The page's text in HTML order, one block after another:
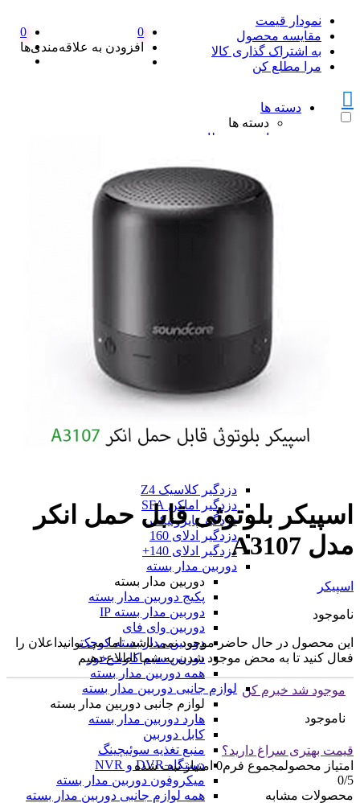
نمودار قیمت
مقایسه محصول
به اشتراک گذاری کالا
مرا مطلع کن
0
افزودن به علاقه‌مندی‌ها
0
دسته ها
دسته ها
امنیت و نظارت
پکیج دزدگیر اماکن
پکیج دزدگیر اماکن
ست کامل دزدگیر منزل SFA
پک کامل دزدگیر اماکن سایلکس
همه دزدگیر سایلکس
دزدگیر فایروال
دزدگیر فایروال
دزدگیر فایروال F10
همه دزدگیر فایروال
دزدگیر GMK
دزدگیر GMK 890
دزدگیر کلاسیک Z4
دزدگیر اماکن SFA
دزدگیر پایرونیکس
دزدگیر ادلای 160
دزدگیر ادلای 140+
دوربین مدار بسته
دوربین مدار بسته
پکیج دوربین مدار بسته
دوربین مدار بسته IP
دوربین وای فای
دوربین مدار بسته کوچک
دوربین سیم کارت خور
همه دوربین مدار بسته
لوازم جانبی دوربین مدار بسته
لوازم جانبی دوربین مدار بسته
هارد دوربین مدار بسته
کابل دوربین
منبع تغذیه سوئیچینگ
دستگاه DVR و NVR
میکروفون دوربین مدار بسته
همه لوازم جانبی دوربین مدار بسته
اسپیکر بلوتوثی قابل حمل انکر
مدل A3107
اسپیکر
ناموجود
این محصول در حال حاضر موجود نمی باشد، اما می توانیداعلان را
فعال کنید تا به محض موجود شدن به شما اطلاع دهیم
موجود شد خبرم کن
ناموجود
قیمت بهتری سراغ دارید؟
امتیاز محصولمجموع فرم0امتیاز ثبت شده
0/5
محصولات مشابه